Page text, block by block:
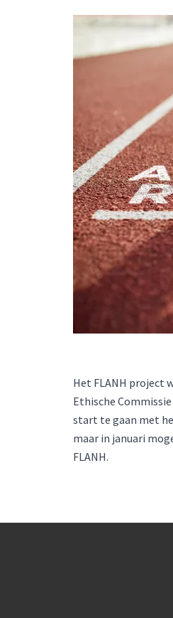
Het FLANH project
Ethische
start te gaan met
maar in januari
FLANH.